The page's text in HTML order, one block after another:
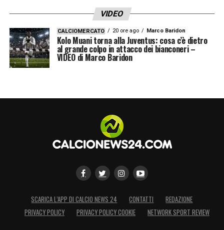
VIDEO
CALCIOMERCATO 20 ore ago Marco Baridon
Kolo Muani torna alla Juventus: cosa c’è dietro
al grande colpo in attacco dei bianconeri –
VIDEO di Marco Baridon
SCARICA L’APP DI CALCIO NEWS 24 CONTATTI
REDAZIONE
PRIVACY POLICY
PRIVACY POLICY COOKIE NETWORK SPORT REVIEW